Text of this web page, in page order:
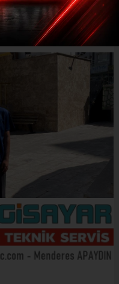
OL